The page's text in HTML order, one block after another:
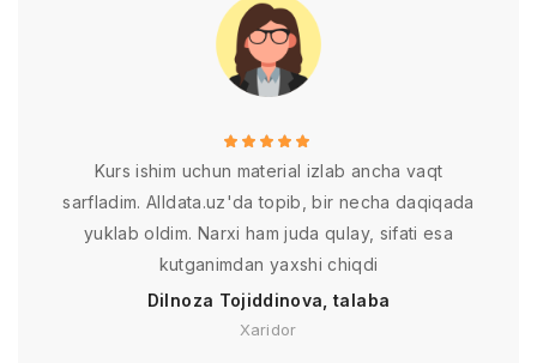
Kurs ishim uchun material izlab ancha vaqt
sarfladim. Alldata.uz'da topib, bir necha daqiqada
yuklab oldim. Narxi ham juda qulay, sifati esa
kutganimdan yaxshi chiqdi
Dilnoza Tojiddinova, talaba
Xaridor